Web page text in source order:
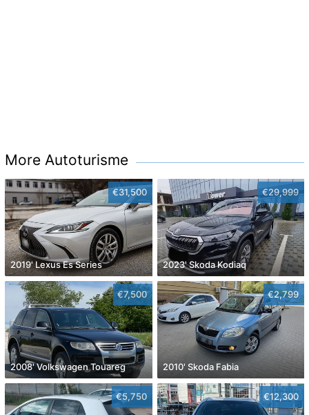
More Autoturisme
€31,500
2019' Lexus Es Series
€29,999
2023' Skoda Kodiaq
€7,500
2008' Volkswagen Touareg
€2,799
2010' Skoda Fabia
€5,750 €12,300